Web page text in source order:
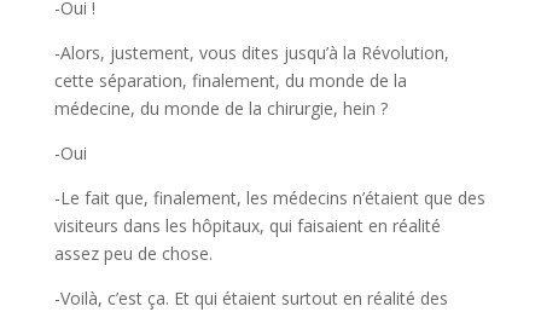
-Oui !
-Alors, justement, vous dites jusqu’à la Révolution,
cette séparation, finalement, du monde de la
médecine, du monde de la chirurgie, hein ?
-Oui
-Le fait que, finalement, les médecins n’étaient que des
visiteurs dans les hôpitaux, qui faisaient en réalité
assez peu de chose.
-Voilà, c’est ça. Et qui étaient surtout en réalité des